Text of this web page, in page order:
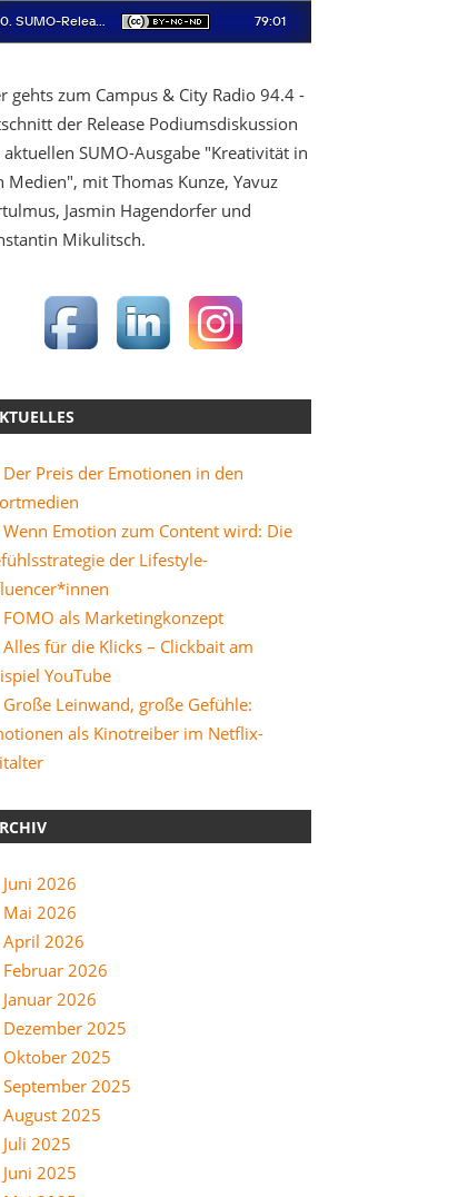
gehts zum Campus & City Radio 94.4 -
der Release Podiumsdiskussion
aktuellen SUMO-Ausgabe "Kreativität in
Medien", mit Thomas Kunze, Yavuz
Jasmin Hagendorfer und
Mikulitsch.
Der Preis der Emotionen in den
Wenn Emotion zum Content wird: Die
der Lifestyle-
FOMO als Marketingkonzept
Alles für die Klicks – Clickbait am
YouTube
Große Leinwand, große Gefühle:
als Kinotreiber im Netflix-
Juni 2026
Mai 2026
April 2026
Februar 2026
Januar 2026
Dezember 2025
Oktober 2025
September 2025
August 2025
Juli 2025
Juni 2025